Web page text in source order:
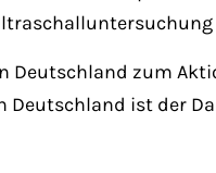
Deutschland zum
Deutschland ist der